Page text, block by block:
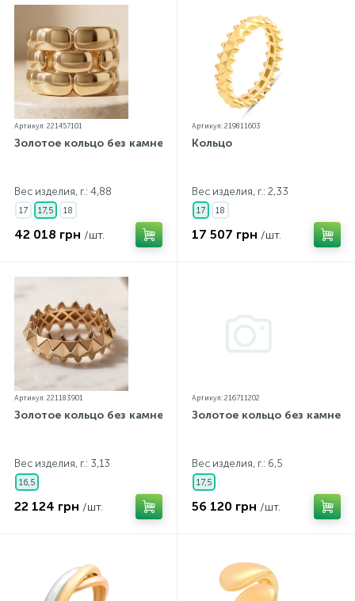
Артикул: 221457101
Золотое кольцо без камней
Вес изделия, г.: 4,88
17 17,5 18
42 018 грн /шт.
Артикул: 219811603
Кольцо
Вес изделия, г.: 2,33
17 18
17 507 грн /шт.
Артикул: 221183901
Золотое кольцо без камней
Вес изделия, г.: 3,13
16,5
22 124 грн /шт.
Артикул: 216711202
Золотое кольцо без камней
Вес изделия, г.: 6,5
17,5
56 120 грн /шт.